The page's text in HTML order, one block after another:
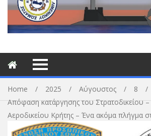
Home 2025 Αύγουστος
8
Απόφαση κατάργησης του Στρατοδικείου
Αεροδικείου Κρήτης – Ένα ακόμα πλήγμα
προσωπικό των Ενόπλων Δυνάμεων και